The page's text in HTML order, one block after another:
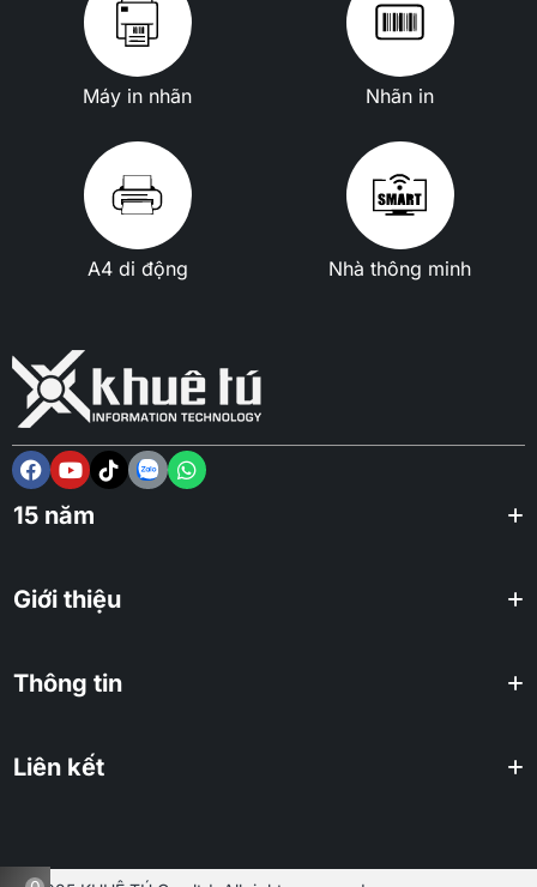
Máy in nhãn Nhãn in
A4 di động Nhà thông minh
15 năm
Giới thiệu
Thông tin
Liên kết